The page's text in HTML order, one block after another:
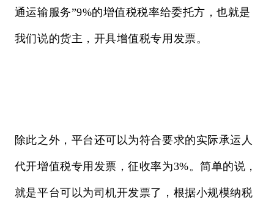
通运输服务”9%的增值税税率给委托方，也就是
我们说的货主，开具增值税专用发票。
除此之外，平台还可以为符合要求的实际承运人
代开增值税专用发票，征收率为3%。简单的说，
就是平台可以为司机开发票了，根据小规模纳税